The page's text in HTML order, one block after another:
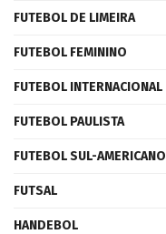
FUTEBOL DE LIMEIRA
FUTEBOL FEMININO
FUTEBOL INTERNACIONAL
FUTEBOL PAULISTA
FUTEBOL SUL-AMERICANO
FUTSAL
HANDEBOL